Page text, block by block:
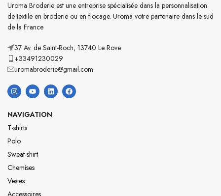
Uroma Broderie est une entreprise spécialisée dans la personnalisation
de textile en broderie ou en flocage. Uroma votre partenaire dans le sud
de la France
37 Av. de Saint-Roch, 13740 Le Rove
+33491230029
uromabroderie@gmail.com
NAVIGATION
T-shirts
Polo
Sweat-shirt
Chemises
Vestes